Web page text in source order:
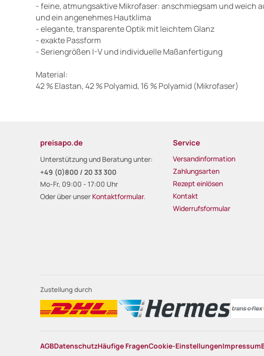
- feine, atmungsaktive Mikrofaser: anschmiegsam und weich
und ein angenehmes Hautklima
- elegante, transparente Optik mit leichtem Glanz
- exakte Passform
- Seriengrößen I-V und individuelle Maßanfertigung
Material:
42 % Elastan, 42 % Polyamid, 16 % Polyamid (Mikrofaser)
preisapo.de
Unterstützung und Beratung unter:
+49 (0)800 / 20 33 300
Mo-Fr, 09:00 - 17:00 Uhr
Oder über unser Kontaktformular.
Service
Versandinformation
Zahlungsarten
Rezept einlösen
Kontakt
Widerrufsformular
Zustellung durch
AGBDatenschutzHäufige FragenCookie-EinstellungenImpressum